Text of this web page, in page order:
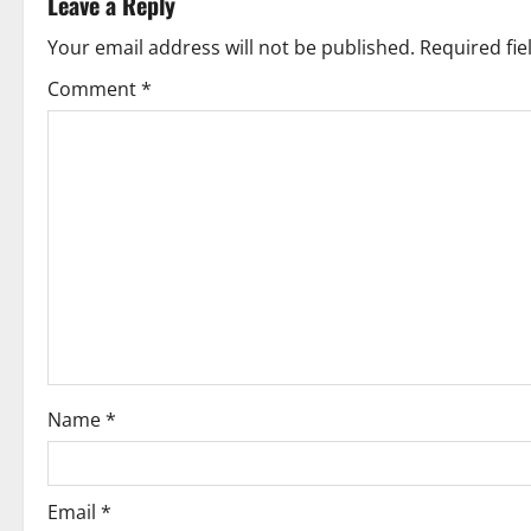
t
n
a
i
o
n
Your email address will not be published. Required
Comment*
Name*
Email *